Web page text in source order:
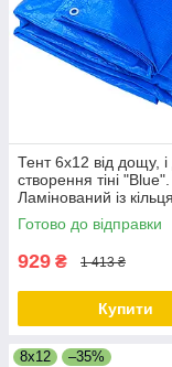
Тент 6х12 від дощу, і
створення тіні "Blue".
Ламінований із
Полог.
Готово до відправки
929 ₴ 1 413 ₴
Купити
8x12 –35%